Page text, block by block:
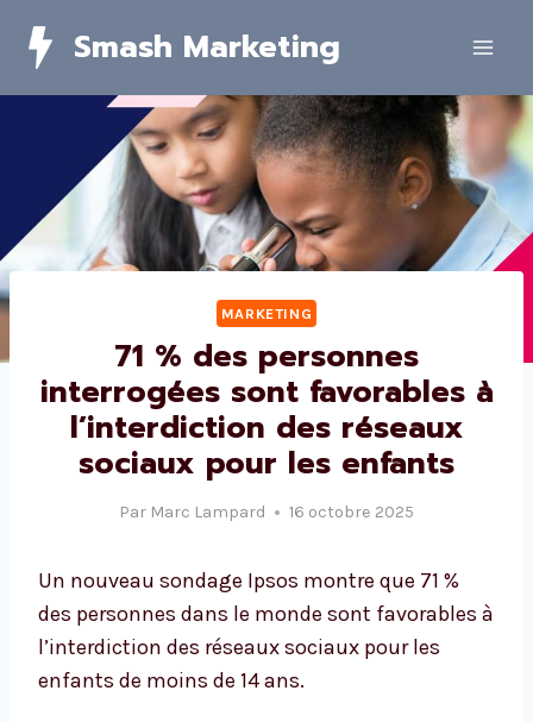
Smash Marketing
MARKETING
71 % des personnes
interrogées sont favorables à
l’interdiction des réseaux
sociaux pour les enfants
Par Marc Lampard 16 octobre 2025
Un nouveau sondage Ipsos montre que 71 %
des personnes dans le monde sont favorables à
l’interdiction des réseaux sociaux pour les
enfants de moins de 14 ans.